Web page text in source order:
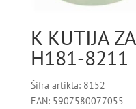
K KUTIJA
H181-8211
Šifra artikla: 8152
EAN: 5907580077055